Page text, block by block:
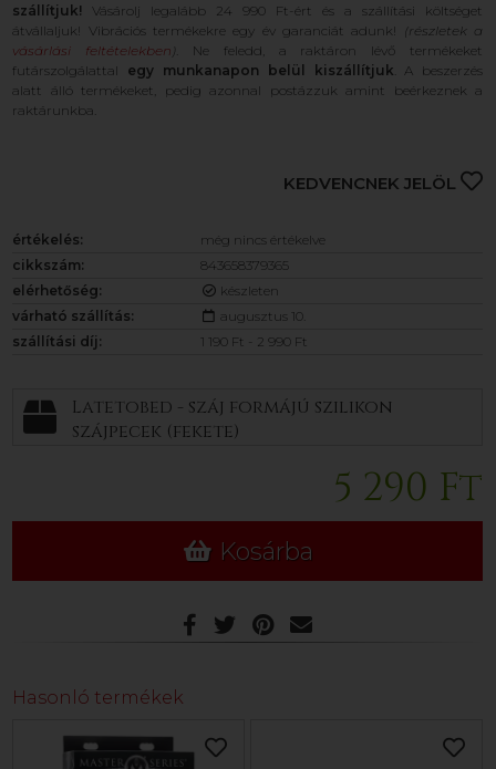
szállítjuk! Vásárolj legalább 24 990 Ft-ért és a szállítási költséget
átvállaljuk! Vibrációs termékekre egy év garanciát adunk! (részletek a
vásárlási feltételekben ) . Ne feledd, a raktáron lévő termékeket
futárszolgálattal egy munkanapon belül kiszállítjuk . A beszerzés
alatt álló termékeket, pedig azonnal postázzuk amint beérkeznek a
raktárunkba.
KEDVENCNEK JELÖL
értékelés:
még nincs értékelve
cikkszám:
843658379365
elérhetőség:
készleten
várható szállítás:
augusztus 10.
szállítási díj:
1 190 Ft - 2 990 Ft
Latetobed - száj formájú szilikon
szájpecek (fekete)
5 290 Ft
Kosárba
Hasonló termékek